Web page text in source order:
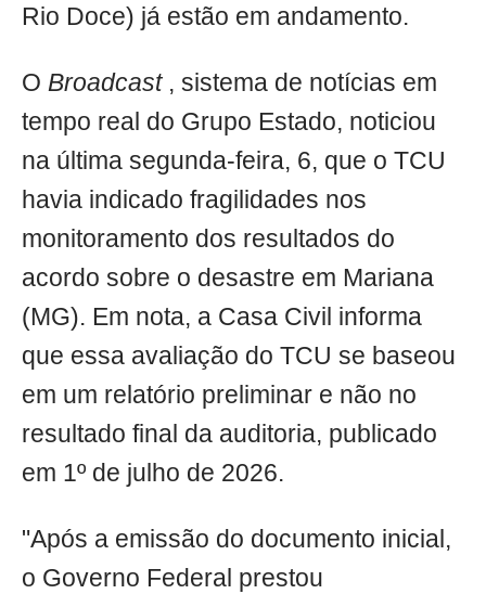
Rio Doce) já estão em andamento.
O Broadcast , sistema de notícias em
tempo real do Grupo Estado, noticiou
na última segunda-feira, 6, que o TCU
havia indicado fragilidades nos
monitoramento dos resultados do
acordo sobre o desastre em Mariana
(MG). Em nota, a Casa Civil informa
que essa avaliação do TCU se baseou
em um relatório preliminar e não no
resultado final da auditoria, publicado
em 1º de julho de 2026.
"Após a emissão do documento inicial,
o Governo Federal prestou